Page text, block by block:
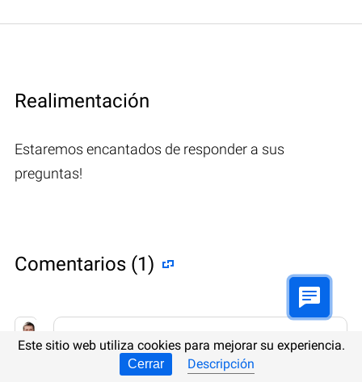
Realimentación
Estaremos encantados de responder a sus
preguntas!
Comentarios (1)
Hetman Software: Data Recovery
9.08.2022 12:31 #
Este sitio web utiliza cookies para mejorar su experiencia.
Cerrar Descripción